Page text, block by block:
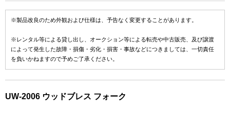
※製品改良のため外観および仕様は、予告なく変更することがあります。
※レンタル等による貸し出し、オークション等による転売や中古販売、及び譲渡
によって発生した故障・損傷・劣化・損害・事故などにつきましては、一切責任
を負いかねますので予めご了承ください。
UW-2006 ウッドブレス フォーク